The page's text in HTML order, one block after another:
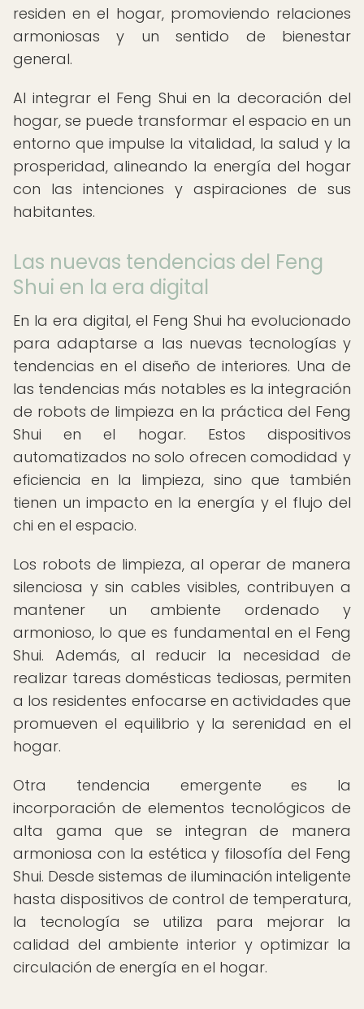
residen en el hogar, promoviendo relaciones
armoniosas y un sentido de bienestar
general.
Al integrar el Feng Shui en la decoración del
hogar, se puede transformar el espacio en un
entorno que impulse la vitalidad, la salud y la
prosperidad, alineando la energía del hogar
con las intenciones y aspiraciones de sus
habitantes.
Las nuevas tendencias del Feng
Shui en la era digital
En la era digital, el Feng Shui ha evolucionado
para adaptarse a las nuevas tecnologías y
tendencias en el diseño de interiores. Una de
las tendencias más notables es la integración
de robots de limpieza en la práctica del Feng
Shui en el hogar. Estos dispositivos
automatizados no solo ofrecen comodidad y
eficiencia en la limpieza, sino que también
tienen un impacto en la energía y el flujo del
chi en el espacio.
Los robots de limpieza, al operar de manera
silenciosa y sin cables visibles, contribuyen a
mantener un ambiente ordenado y
armonioso, lo que es fundamental en el Feng
Shui. Además, al reducir la necesidad de
realizar tareas domésticas tediosas, permiten
a los residentes enfocarse en actividades que
promueven el equilibrio y la serenidad en el
hogar.
Otra tendencia emergente es la
incorporación de elementos tecnológicos de
alta gama que se integran de manera
armoniosa con la estética y filosofía del Feng
Shui. Desde sistemas de iluminación inteligente
hasta dispositivos de control de temperatura,
la tecnología se utiliza para mejorar la
calidad del ambiente interior y optimizar la
circulación de energía en el hogar.